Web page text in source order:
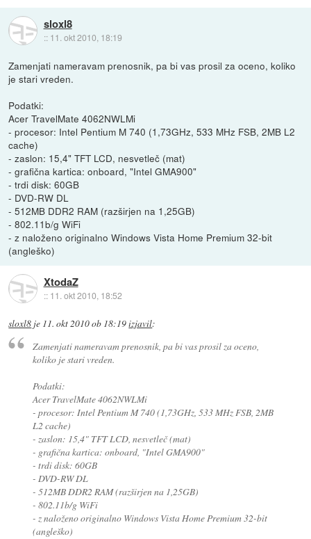
sloxl8
:: 11. okt 2010, 18:19
Zamenjati nameravam prenosnik, pa bi vas prosil za oceno, koliko
je stari vreden.
Podatki:
Acer TravelMate 4062NWLMi
- procesor: Intel Pentium M 740 (1,73GHz, 533 MHz FSB, 2MB L2
cache)
- zaslon: 15,4" TFT LCD, nesvetleč (mat)
- grafična kartica: onboard, "Intel GMA900"
- trdi disk: 60GB
- DVD-RW DL
- 512MB DDR2 RAM (razširjen na 1,25GB)
- 802.11b/g WiFi
- z naloženo originalno Windows Vista Home Premium 32-bit
(angleško)
XtodaZ
:: 11. okt 2010, 18:52
sloxl8 je 11. okt 2010 ob 18:19izjavil:
Zamenjati nameravam prenosnik, pa bi vas prosil za oceno,
koliko je stari vreden.
Podatki:
Acer TravelMate 4062NWLMi
- procesor: Intel Pentium M 740 (1,73GHz, 533 MHz FSB, 2MB
L2 cache)
- zaslon: 15,4" TFT LCD, nesvetleč (mat)
- grafična kartica: onboard, "Intel GMA900"
- trdi disk: 60GB
- DVD-RW DL
- 512MB DDR2 RAM (razširjen na 1,25GB)
- 802.11b/g WiFi
- z naloženo originalno Windows Vista Home Premium 32-bit
(angleško)